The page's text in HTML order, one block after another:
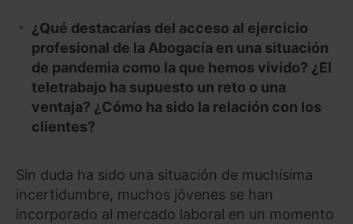
¿Qué destacarías del acceso al ejercicio
profesional de la Abogacía en una situación
de pandemia como la que hemos vivido? ¿El
teletrabajo ha supuesto un reto o una
ventaja? ¿Cómo ha sido la relación con los
clientes?
Sin duda ha sido una situación de muchísima
incertidumbre, muchos jóvenes se han
incorporado al mercado laboral en un momento